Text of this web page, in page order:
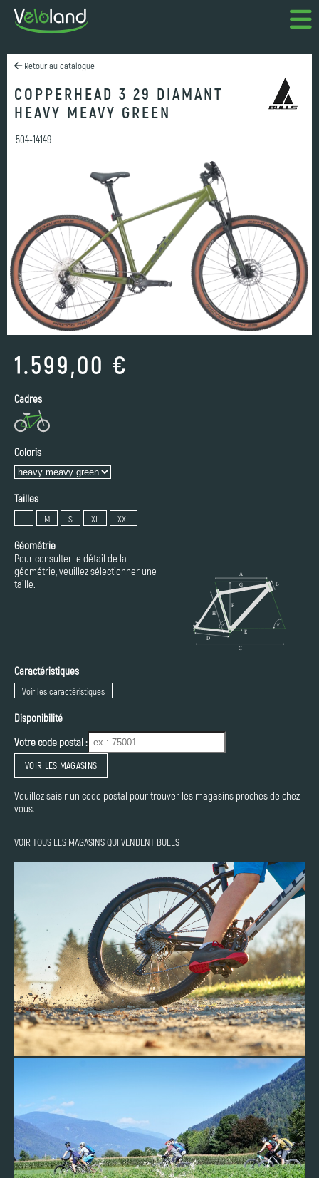
Retour au catalogue
COPPERHEAD 3 29 DIAMANT
HEAVY MEAVY GREEN
504-14149
1.599,00 €
Cadres
Coloris
Tailles
L M S XL XXL
Géométrie
Pour consulter le détail de la
géométrie, veuillez sélectionner une
taille.
Caractéristiques
Voir les caractéristiques
Disponibilité
Votre code postal :
VOIR LES MAGASINS
Veuillez saisir un code postal pour trouver les magasins proches de chez
vous.
VOIR TOUS LES MAGASINS QUI VENDENT BULLS